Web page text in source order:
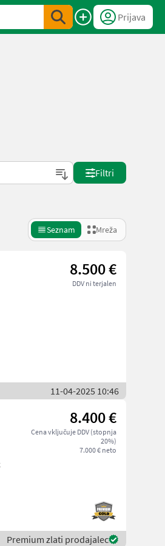
Prijava
Filtri
Seznam Mreža
8.500 €
DDV ni terjalen
11-04-2025 10:46
8.400 €
Cena vključuje DDV (stopnja
20%)
7.000 € neto
Premium zlati prodajalec